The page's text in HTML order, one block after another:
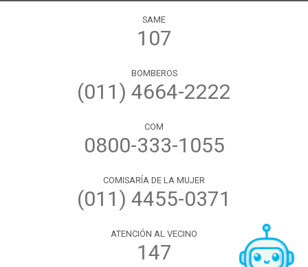
SAME
107
BOMBEROS
(011) 4664-2222
COM
0800-333-1055
COMISARÍA DE LA MUJER
(011) 4455-0371
ATENCIÓN AL VECINO
147